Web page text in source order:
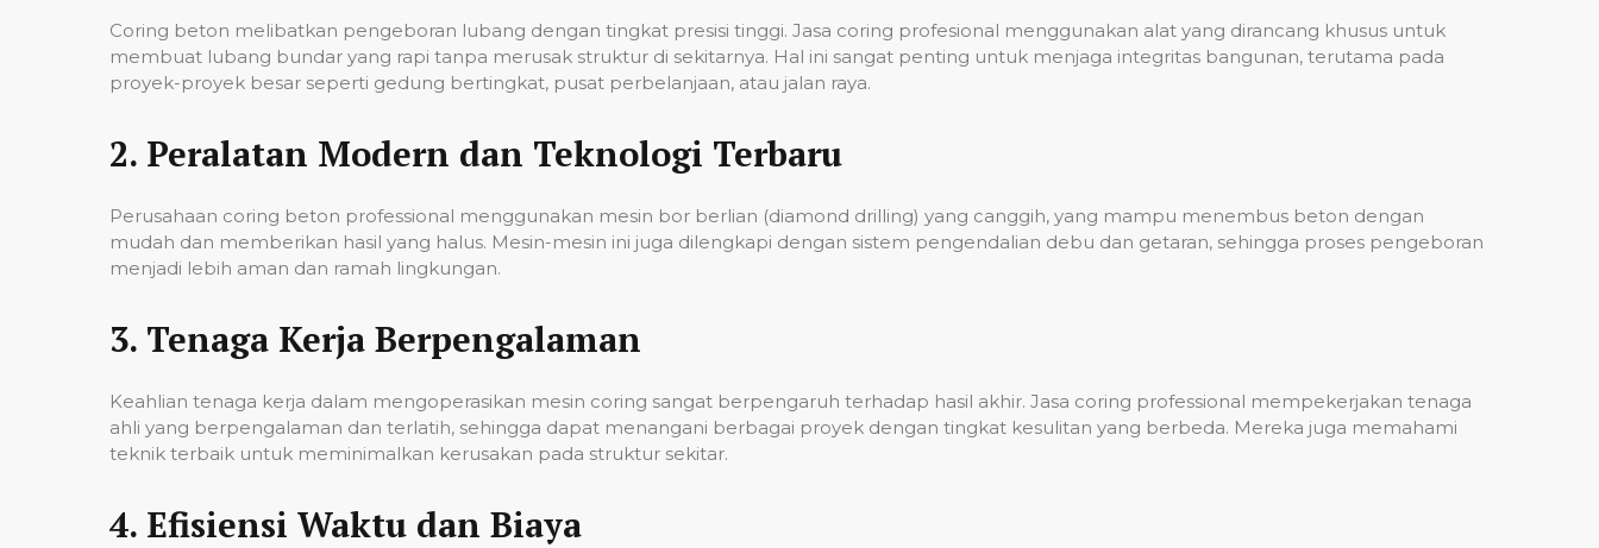
Coring beton melibatkan pengeboran lubang dengan tingkat presisi tinggi. Jasa coring profesional menggunakan alat yang dirancang khusus untuk
membuat lubang bundar yang rapi tanpa merusak struktur di sekitarnya. Hal ini sangat penting untuk menjaga integritas bangunan, terutama pada
proyek-proyek besar seperti gedung bertingkat, pusat perbelanjaan, atau jalan raya.
2. Peralatan Modern dan Teknologi Terbaru
Perusahaan coring beton professional menggunakan mesin bor berlian (diamond drilling) yang canggih, yang mampu menembus beton dengan
mudah dan memberikan hasil yang halus. Mesin-mesin ini juga dilengkapi dengan sistem pengendalian debu dan getaran, sehingga proses pengeboran
menjadi lebih aman dan ramah lingkungan.
3. Tenaga Kerja Berpengalaman
Keahlian tenaga kerja dalam mengoperasikan mesin coring sangat berpengaruh terhadap hasil akhir. Jasa coring professional mempekerjakan tenaga
ahli yang berpengalaman dan terlatih, sehingga dapat menangani berbagai proyek dengan tingkat kesulitan yang berbeda. Mereka juga memahami
teknik terbaik untuk meminimalkan kerusakan pada struktur sekitar.
4. Efisiensi Waktu dan Biaya